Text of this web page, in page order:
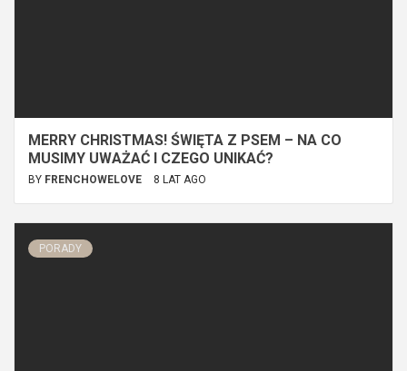
MERRY CHRISTMAS! ŚWIĘTA Z PSEM – NA CO
MUSIMY UWAŻAĆ I CZEGO UNIKAĆ?
BY FRENCHOWELOVE 8 LAT AGO
PORADY